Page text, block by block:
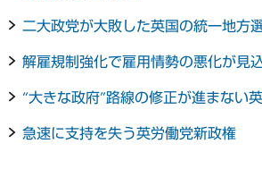
二大政党が大敗した英国の統一地方
解雇規制強化で雇用情勢の悪化が見
“大きな政府”路線の修正が進まない
急速に支持を失う英労働党新政権